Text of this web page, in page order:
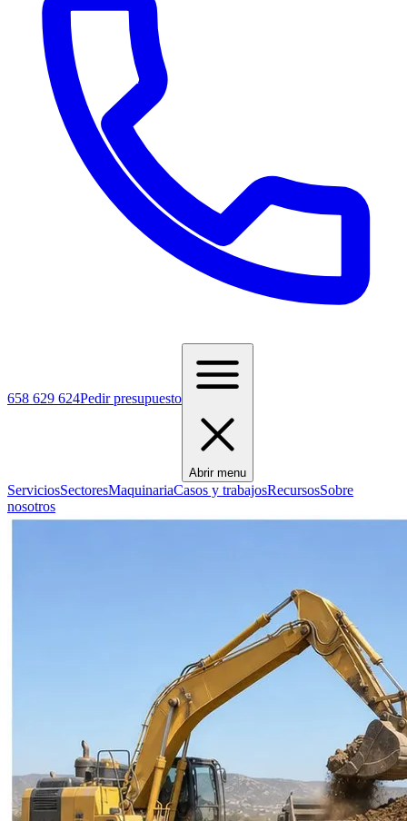
658 629 624Pedir presupuesto
Abrir menu
ServiciosSectoresMaquinariaCasos y trabajosRecursosSobre
nosotros